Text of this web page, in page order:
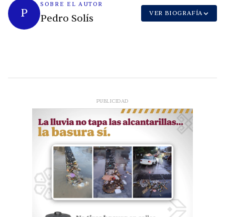
P
SOBRE EL AUTOR
Pedro Solís VER BIOGRAFÍA
PUBLICIDAD